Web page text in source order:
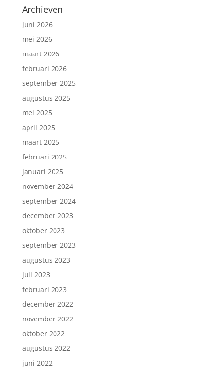
Archieven
juni 2026
mei 2026
maart 2026
februari 2026
september 2025
augustus 2025
mei 2025
april 2025
maart 2025
februari 2025
januari 2025
november 2024
september 2024
december 2023
oktober 2023
september 2023
augustus 2023
juli 2023
februari 2023
december 2022
november 2022
oktober 2022
augustus 2022
juni 2022